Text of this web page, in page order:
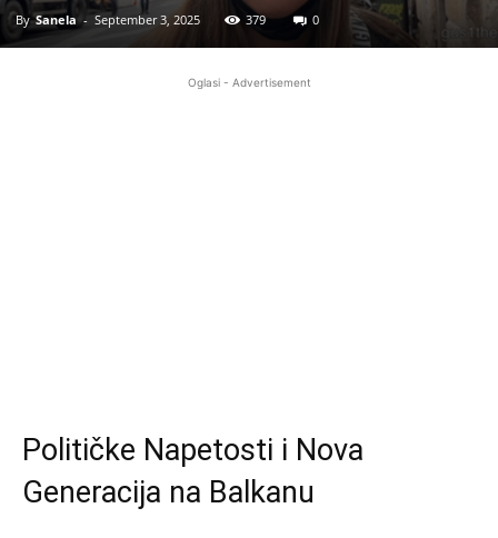
By Sanela - September 3, 2025 379 0
Oglasi - Advertisement
Političke Napetosti i Nova
Generacija na Balkanu